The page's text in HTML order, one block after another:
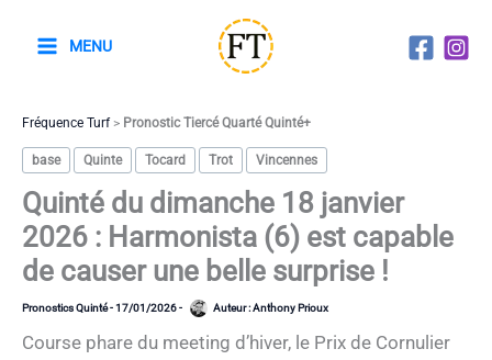
MENU
Fréquence Turf> Pronostic Tiercé Quarté Quinté+
base Quinte Tocard Trot Vincennes
Quinté du dimanche 18 janvier
2026 : Harmonista (6) est capable
de causer une belle surprise !
Pronostics Quinté-17/01/2026- Auteur :Anthony Prioux
Course phare du meeting d’hiver, le Prix de Cornulier